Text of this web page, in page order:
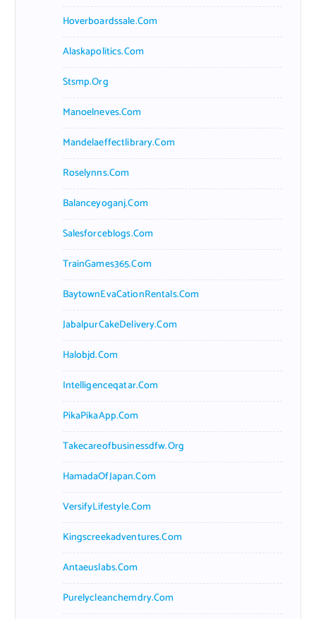
Hoverboardssale.com
Alaskapolitics.com
Stsmp.org
Manoelneves.com
Mandelaeffectlibrary.com
Roselynns.com
Balanceyoganj.com
Salesforceblogs.com
TrainGames365.com
BaytownEvaCationRentals.com
JabalpurCakeDelivery.com
Halobjd.com
Intelligenceqatar.com
PikaPikaApp.com
Takecareofbusinessdfw.org
HamadaOfJapan.com
VersifyLifestyle.com
Kingscreekadventures.com
Antaeuslabs.com
Purelycleanchemdry.com